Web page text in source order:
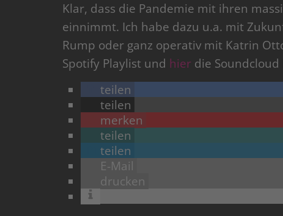
Klar, dass die Pandemie mit ihren
einnimmt. Ich habe dazu u.a. mit
Rump oder ganz operativ mit Katrin
Spotify Playlist und hier die Soundcloud
teilen
teilen
merken
teilen
teilen
E-Mail
drucken